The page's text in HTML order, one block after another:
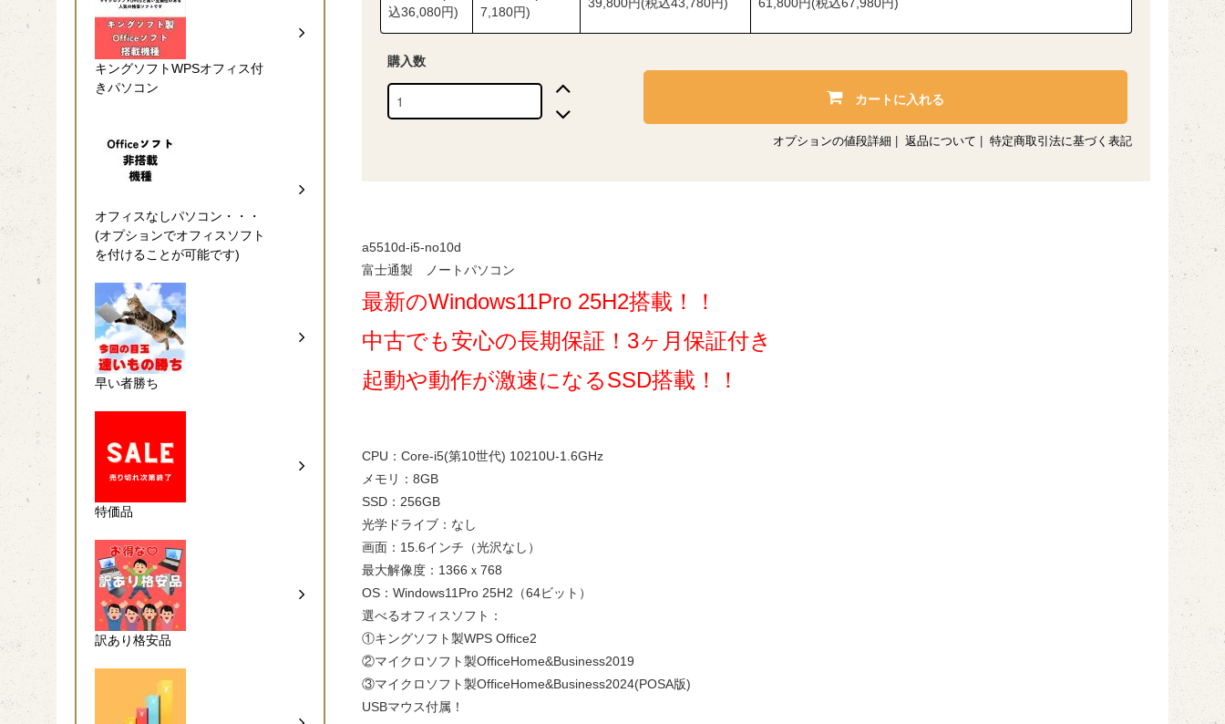
込36,080円)
7,180円)
39,800円(税込43,780円) 61,800円(税込67,980円)
購入数
カートに入れる
オプションの値段詳細 返品について 特定商取引法に基づく表記
a5510d-i5-no10d
富士通製 ノートパソコン
最新のWindows11Pro 25H2搭載！！
中古でも安心の長期保証！3ヶ月保証付き
起動や動作が激速になるSSD搭載！！
CPU：Core-i5(第10世代) 10210U-1.6GHz
メモリ：8GB
SSD：256GB
光学ドライブ：なし
画面：15.6インチ（光沢なし）
最大解像度：1366ｘ768
OS：Windows11Pro 25H2（64ビット）
選べるオフィスソフト：
①キングソフト製WPS Office2
②マイクロソフト製OfficeHome&Business2019
③マイクロソフト製OfficeHome&Business2024(POSA版)
USBマウス付属！
キングソフトWPSオフィス付
きパソコン
オフィスなしパソコン・・・
(オプションでオフィスソフト
を付けることが可能です)
早い者勝ち
特価品
訳あり格安品